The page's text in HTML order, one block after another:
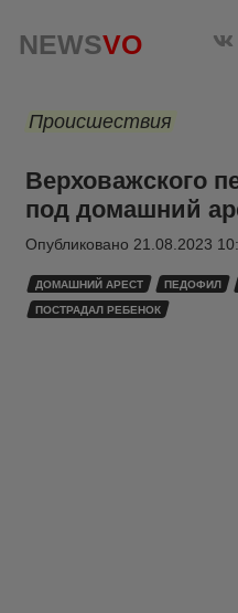
NEWSVO
Происшествия
Верховажского
под домашний
Опубликовано 21.08.2023
ДОМАШНИЙ АРЕСТ ПЕДОФИЛ
ПОСТРАДАЛ РЕБЕНОК